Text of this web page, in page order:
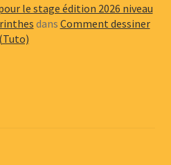
le stage édition 2026 niveau
dans Comment dessiner